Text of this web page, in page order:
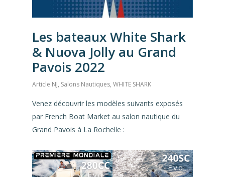
Les bateaux White Shark
& Nuova Jolly au Grand
Pavois 2022
Article NJ, Salons Nautiques, WHITE SHARK
Venez découvrir les modèles suivants exposés
par French Boat Market au salon nautique du
Grand Pavois à La Rochelle :